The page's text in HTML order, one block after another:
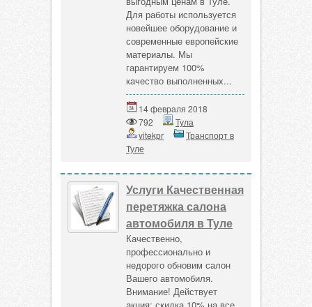
Для работы используется
новейшее оборудование и
современные европейские
материалы. Мы
гарантируем 100%
качество выполненных...
14 февраля 2018
792
Тула
vitekpr
Транспорт в
Туле
Услуги Качественная
перетяжка салона
автомобиля в Туле
Качественно,
профессионально и
недорого обновим салон
Вашего автомобиля.
Внимание! Действует